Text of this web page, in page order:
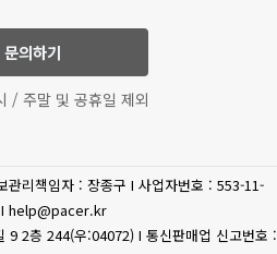
제든지 자유롭게 서비스 이용을
의 개별 서비스에 대한 별도의 약관
개별 서비스에 대한 이용약관 등이
화
(선택) 휴대폰 번호
(필수) 주민등록번호, 주소,
이름
문의하기
/ 주말 및 공휴일 제외
관리책임자 : 장종구 I 사업자번호 : 553-11-
help@pacer.kr
9 2층 244(우:04072) I 통신판매업 신고번호 :